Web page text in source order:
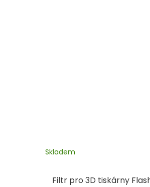
Filtr pro 3D tiskárny
Skladem